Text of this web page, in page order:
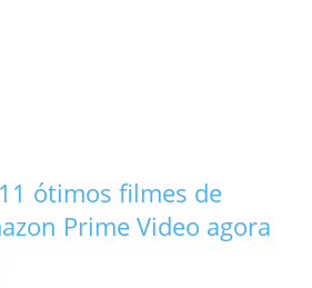
11 ótimos filmes de
Prime Video agora